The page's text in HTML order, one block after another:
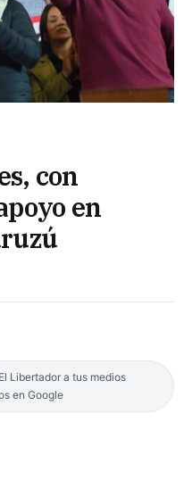
con
en
Libertador a tus medios
en Google